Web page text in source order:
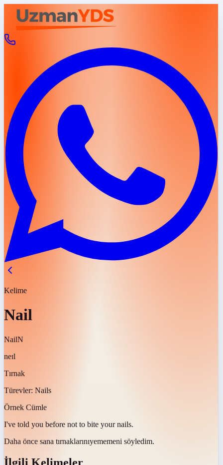
Kelime
Nail
NailN
neɪl
Tırnak
Türevler: Nails
Örnek Cümle
I've told you before not to bite your nails.
Daha önce sana tırnaklarınıyememeni söyledim.
İlgili Kelimeler